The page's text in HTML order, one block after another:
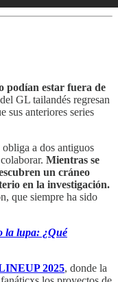
podían estar fuera de
GL tailandés regresan
sus anteriores series
a dos antiguos
Mientras se
un cráneo
en la investigación.
que siempre ha sido
la lupa: ¿Qué
2025, donde la